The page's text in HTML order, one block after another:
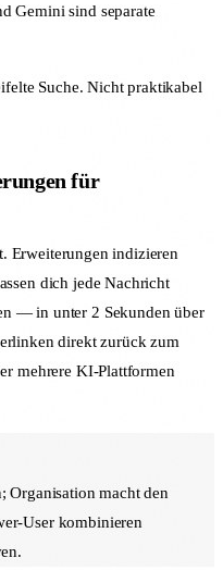
Gemini sind separate
Suche. Nicht praktikabel
für
Erweiterungen indizieren
dich jede Nachricht
— in unter 2 Sekunden über
direkt zurück zum
mehrere KI-Plattformen
Organisation macht den
User kombinieren